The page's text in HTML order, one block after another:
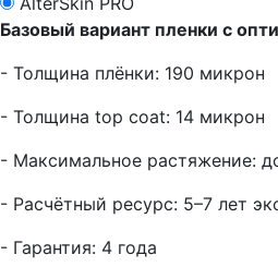
Базовый вариант пленки с
- Толщина плёнки: 190 микрон
- Толщина top coat: 14 микрон
- Максимальное растяжение:
- Расчётный ресурс: 5–7 лет
- Гарантия: 4 года